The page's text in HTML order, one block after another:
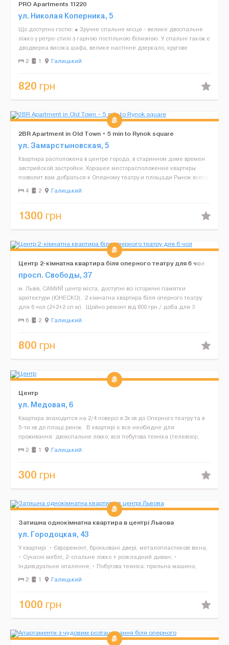
PRO Apartments 11220
ул. Николая Коперника, 5
Що доступно гостю: ● Зручне спальне місце - велике двоспальне
ліжко у ретро-стилі з гарною постільною білизною. У спальні також є
дводверна висока шафа, велике настінне дзеркало, кругове
освітлення, світлий інтер'єр, який візуаль...
2 1 Галицький
820 грн
2BR Apartment in Old Town • 5 min to Rynok square
ул. Замарстыновская, 5
Квартира расположена в центре города, в старинном доме времен
австрийской застройки. Хорошее месторасположение квартиры
позволит вам добраться к Оперному театру и площади Рынок всего
лишь за 3-5 минут ходьбы. Рядом множество истор...
4 2 Галицький
1300 грн
Центр 2-кімнатна квартира біля оперного театру для 6 чол
просп. Свободы, 37
м. Львів, САМИЙ центр міста, доступні всі історичні памятки
архітектури (ЮНЕСКО). 2 кімнатна квартира біля оперного театру
для 6 чол (2+2+2 сп м). Щойно ремонт від 800 грн / доба для 3
чол. Далі з кожного 200 грн ...
6 2 Галицький
800 грн
Центр
ул. Медовая, 6
Квартира знаходится на 2/4 поверсі в 3х хв до Оперного театру та в
5-ти хв до площі ринок. В квартирі є все необхідне для
проживання: двохспальне ліжко, вся побутова техніка (телевізор,
мікрохвильова піч, холодильник, електр...
2 1 Галицький
300 грн
Затишна однокімнатна квартира в центрі Львова
ул. Городоцкая, 43
У квартирі: • Євроремонт, броньовані двері, металопластикові вікна;
• Сучасні меблі, 2-спальне ліжко + розкладний диван; •
Індивідуальне опалення; • Побутова техніка: прильна машина,
електрична плита,мікрох...
2 1 Галицький
1000 грн